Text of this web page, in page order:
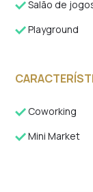
Salão de
Playground
Coworking
Mini Market